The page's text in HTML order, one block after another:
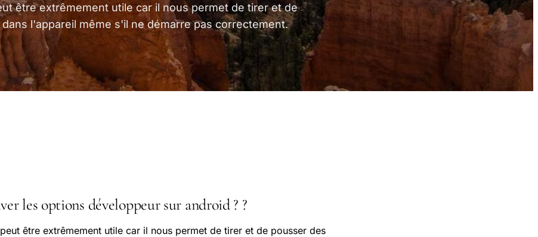
être extrêmement utile car il nous permet de tirer et de
l'appareil même s'il ne démarre pas correctement.
les options développeur sur android ? ?
être extrêmement utile car il nous permet de tirer et de pousser des